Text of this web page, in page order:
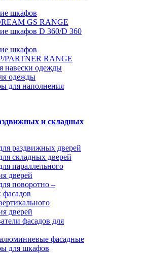
шкафов
GS RANGE
шкафов D 360/D 360
шкафов
RANGE
навески одежды
одежды
для наполнения
и складных
раздвижных дверей
складных дверей
параллельного
дверей
поворотно –
дверей
фасадов для
фасадные
для шкафов